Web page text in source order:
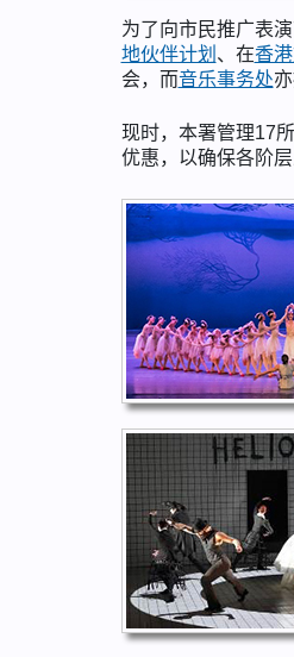
为了向市民推广表
地伙伴计划 、在香
会，而音乐事务处
现时，本署管理17
优惠，以确保各阶